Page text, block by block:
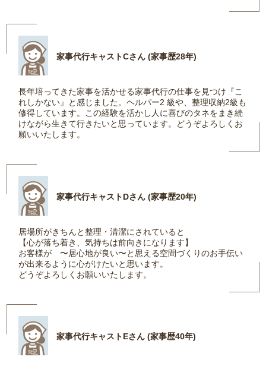
家事代行キャストCさん (家事歴28年)
長年培ってきた家事を活かせる家事代行の仕事を見つけ『こ
れしかない』と感じました。ヘルパー2 級や、整理収納2級も
修得しています。この経験を活かし人に喜びのタネをまき続
けながら生きて行きたいと思っています。どうぞよろしくお
願いいたします。
家事代行キャストDさん (家事歴20年)
居場所がきちんと整理・清潔にされていると
【心が落ち着き、気持ちは前向きになります】
お客様が 〜居心地が良い〜と思える空間づくりのお手伝い
が出来るように心がけたいと思います。
どうぞよろしくお願いいたします。
家事代行キャストEさん (家事歴40年)